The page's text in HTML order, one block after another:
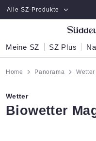
Zum Hauptinhalt springen
Alle SZ-Produkte
Meine SZ SZ Plus
Home Panorama Wetter
Wetter
:
Biowetter